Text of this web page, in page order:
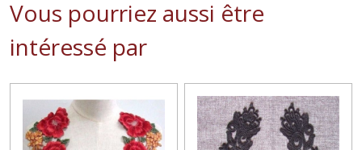
Vous pourriez aussi être
intéressé par